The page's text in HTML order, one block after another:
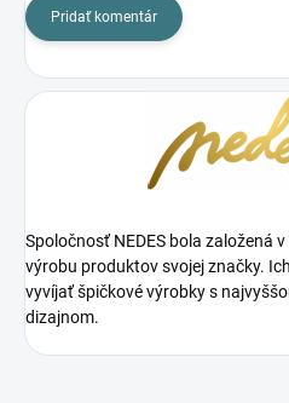
Pridať komentár
Spoločnosť NEDES bola založená
výrobu produktov svojej značky.
vyvíjať špičkové výrobky s
dizajnom.